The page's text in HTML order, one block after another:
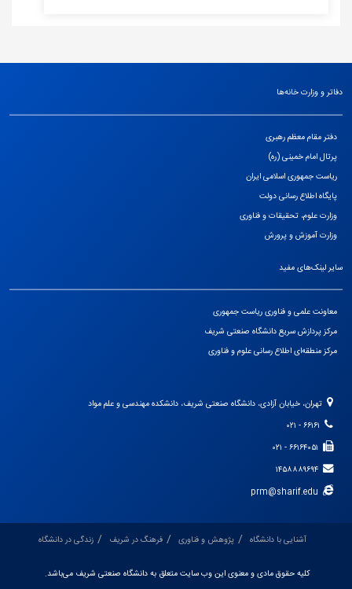
دفاتر و وزارت خانه‌ها
دفتر مقام معظم رهبری
پرتال امام خمینی (ره)
ریاست جمهوری اسلامی ایران
پایگاه اطلاع رسانی دولت
وزارت علوم، تحقیقات و فناوری
وزارت آموزش و پرورش
سایر لینک‌های مفید
معاونت علمی و فناوری ریاست جمهوری
مرکز پردازش سریع دانشگاه صنعتی شریف
مرکز منطقه‌ای اطلاع رسانی علوم و فناوری
تهران، خیابان آزادی، دانشگاه صنعتی شریف، دانشکده مهندسی و علم مواد
آشنایی با دانشگاه پژوهش و فناوری فرهنگ در شریف زندگی در دانشگاه
کلیه حقوق مادی و معنوی این وب سایت متعلق به دانشگاه صنعتی شریف می‌باشد.